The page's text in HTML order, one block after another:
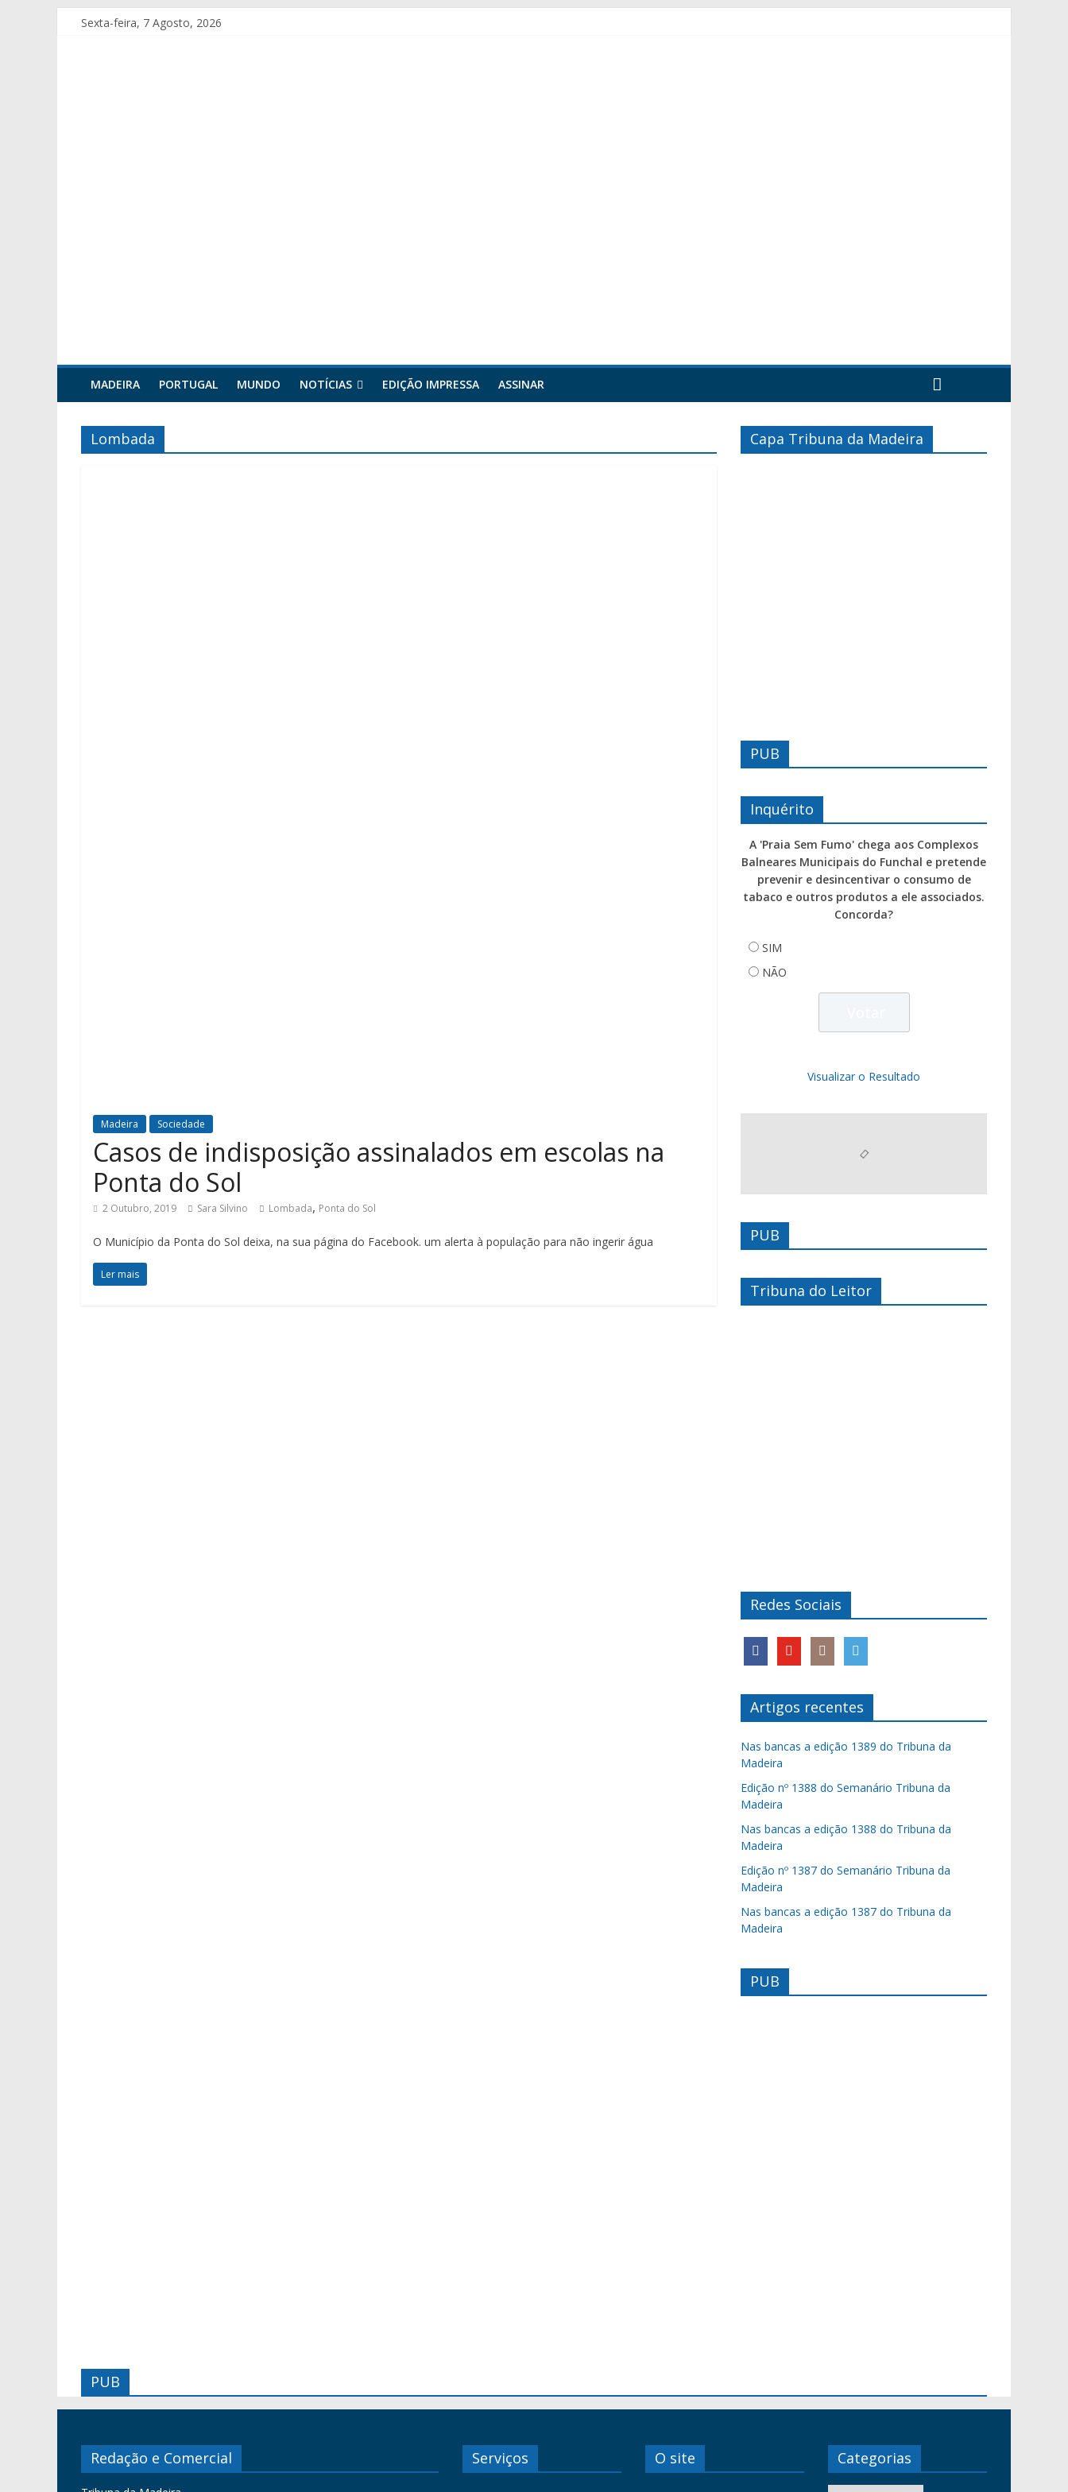
Sexta-feira, 7 Agosto, 2026
MADEIRA PORTUGAL MUNDO NOTÍCIAS EDIÇÃO IMPRESSA ASSINAR
Lombada
Madeira Sociedade
Casos de indisposição assinalados em escolas na
Ponta do Sol
2 Outubro, 2019 Sara Silvino Lombada, Ponta do Sol
O Município da Ponta do Sol deixa, na sua página do Facebook. um alerta à população para não ingerir água
Ler mais
Capa Tribuna da Madeira
PUB
Inquérito
A 'Praia Sem Fumo' chega aos Complexos
Balneares Municipais do Funchal e pretende
prevenir e desincentivar o consumo de
tabaco e outros produtos a ele associados.
Concorda?
SIM
NÃO
Visualizar o Resultado
PUB
Tribuna do Leitor
Redes Sociais
Artigos recentes
Nas bancas a edição 1389 do Tribuna da
Madeira
Edição nº 1388 do Semanário Tribuna da
Madeira
Nas bancas a edição 1388 do Tribuna da
Madeira
Edição nº 1387 do Semanário Tribuna da
Madeira
Nas bancas a edição 1387 do Tribuna da
Madeira
PUB
PUB
Redação e Comercial Serviços O site Categorias